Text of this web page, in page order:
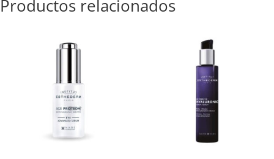
Productos relacionados